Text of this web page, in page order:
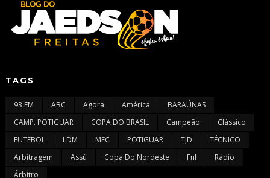
TAGS
93 FM ABC Agora América
BARAÚNAS
CAMP. POTIGUAR
COPA DO BRASIL Campeão
Clássico
FUTEBOL
LDM MEC POTIGUAR TJD
TÉCNICO
Arbitragem
Assú Copa Do Nordeste Fnf
Rádio
Árbitro